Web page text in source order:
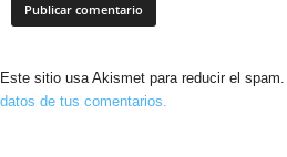
Este sitio usa Akismet para reducir el spam.
datos de tus comentarios.